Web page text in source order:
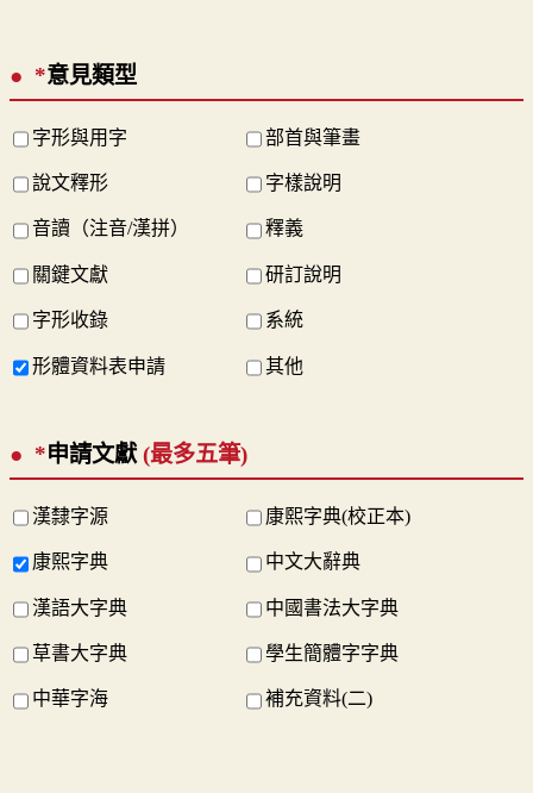
*意見類型
字形與用字 部首與筆畫
說文釋形 字樣說明
音讀（注音/漢拼） 釋義
關鍵文獻 研訂說明
字形收錄 系統
形體資料表申請 其他
*申請文獻(最多五筆)
漢隸字源 康熙字典(校正本)
康熙字典 中文大辭典
漢語大字典 中國書法大字典
草書大字典 學生簡體字字典
中華字海 補充資料(二)